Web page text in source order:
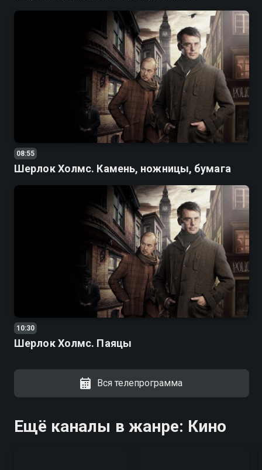
08:55
Шерлок Холмс. Камень, ножницы, бумага
10:30
Шерлок Холмс. Паяцы
Вся телепрограмма
Ещё каналы в жанре: Кино